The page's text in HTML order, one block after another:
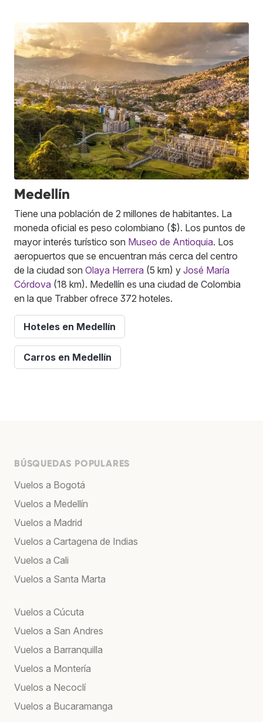
Medellín
Tiene una población de 2 millones de habitantes. La
moneda oficial es peso colombiano ($). Los puntos de
mayor interés turístico son Museo de Antioquia. Los
aeropuertos que se encuentran más cerca del centro
de la ciudad son Olaya Herrera (5 km) y José María
Córdova (18 km). Medellín es una ciudad de Colombia
en la que Trabber ofrece 372 hoteles.
Hoteles en Medellín
Carros en Medellín
BÚSQUEDAS POPULARES
Vuelos a Bogotá
Vuelos a Medellín
Vuelos a Madrid
Vuelos a Cartagena de Indias
Vuelos a Cali
Vuelos a Santa Marta
Vuelos a Cúcuta
Vuelos a San Andres
Vuelos a Barranquilla
Vuelos a Montería
Vuelos a Necoclí
Vuelos a Bucaramanga